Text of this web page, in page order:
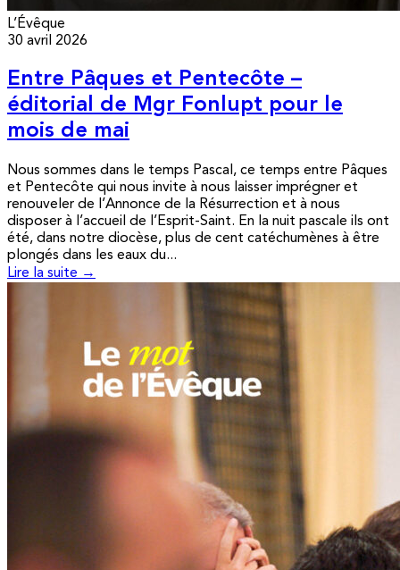
L’Évêque
30 avril 2026
Entre Pâques et Pentecôte –
éditorial de Mgr Fonlupt pour le
mois de mai
Nous sommes dans le temps Pascal, ce temps entre Pâques
et Pentecôte qui nous invite à nous laisser imprégner et
renouveler de l’Annonce de la Résurrection et à nous
disposer à l’accueil de l’Esprit-Saint. En la nuit pascale ils ont
été, dans notre diocèse, plus de cent catéchumènes à être
plongés dans les eaux du...
Lire la suite →